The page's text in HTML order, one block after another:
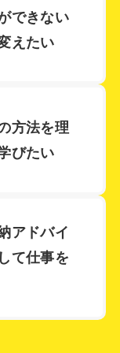
講座
たです。た
するだけで
”という問
になりまし
できない
えたい
方法を理
びたい
アドバイ
て仕事を